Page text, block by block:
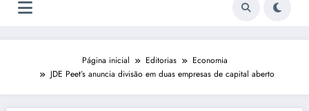
Página inicial Editorias
Economia
JDE Peet’s anuncia divisão em duas empresas de capital aberto